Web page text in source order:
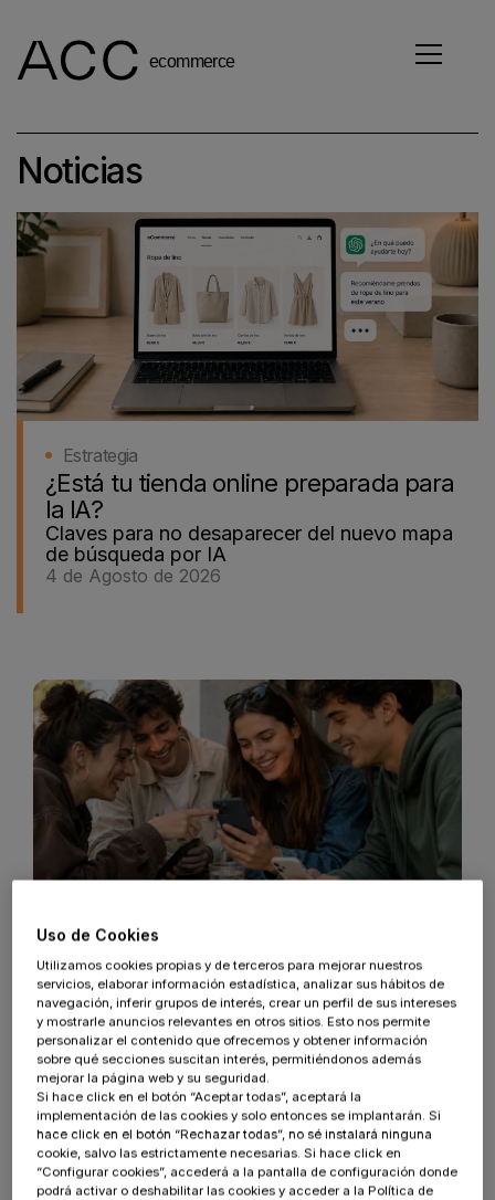
Noticias
Estrategia
¿Está tu tienda online preparada para
la IA?
Claves para no desaparecer del nuevo mapa
de búsqueda por IA
4 de Agosto de 2026
Marketing
Qué valoran las nuevas
generaciones en ecommerce y
cómo adaptar tu tienda online
Generación Z, millennials y Generación
Alpha ya no compran igual que hace cinco
años
20 de Julio de 2026
Uso de Cookies
Utilizamos cookies propias y de terceros para mejorar nuestros
servicios, elaborar información estadística, analizar sus hábitos de
navegación, inferir grupos de interés, crear un perfil de sus intereses
y mostrarle anuncios relevantes en otros sitios. Esto nos permite
personalizar el contenido que ofrecemos y obtener información
sobre qué secciones suscitan interés, permitiéndonos además
mejorar la página web y su seguridad.
Si hace click en el botón “Aceptar todas”, aceptará la
implementación de las cookies y solo entonces se implantarán. Si
hace click en el botón “Rechazar todas”, no sé instalará ninguna
cookie, salvo las estrictamente necesarias. Si hace click en
“Configurar cookies”, accederá a la pantalla de configuración donde
podrá activar o deshabilitar las cookies y acceder a la Política de